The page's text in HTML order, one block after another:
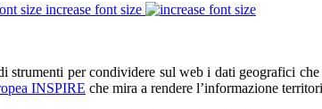
increase font size
strumenti per condividere sul web i dati geografici
INSPIRE che mira a rendere l’informazione